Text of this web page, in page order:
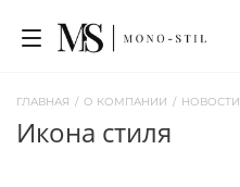
ГЛАВНАЯ / О КОМПАНИИ / НОВОСТИ
икона стиля